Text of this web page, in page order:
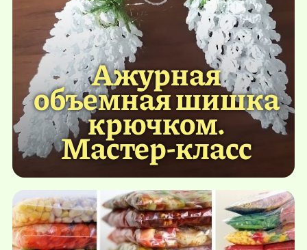
Ажурная
объемная шишка
крючком.
Мастер-класс